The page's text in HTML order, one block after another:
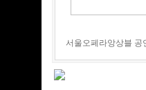
서울오페라앙상블 공